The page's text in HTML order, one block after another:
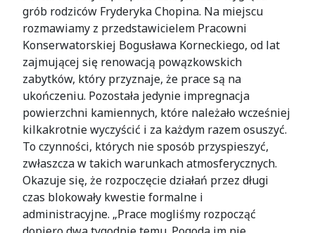
grób rodziców Fryderyka Chopina. Na miejscu
rozmawiamy z przedstawicielem Pracowni
Konserwatorskiej Bogusława Korneckiego, od lat
zajmującej się renowacją powązkowskich
zabytków, który przyznaje, że prace są na
ukończeniu. Pozostała jedynie impregnacja
powierzchni kamiennych, które należało wcześniej
kilkakrotnie wyczyścić i za każdym razem osuszyć.
To czynności, których nie sposób przyspieszyć,
zwłaszcza w takich warunkach atmosferycznych.
Okazuje się, że rozpoczęcie działań przez długi
czas blokowały kwestie formalne i
administracyjne. „Prace mogliśmy rozpocząć